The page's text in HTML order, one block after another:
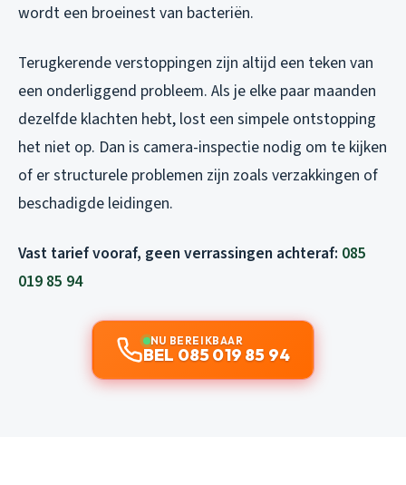
wordt een broeinest van bacteriën.
Terugkerende verstoppingen zijn altijd een teken van
een onderliggend probleem. Als je elke paar maanden
dezelfde klachten hebt, lost een simpele ontstopping
het niet op. Dan is camera-inspectie nodig om te kijken
of er structurele problemen zijn zoals verzakkingen of
beschadigde leidingen.
Vast tarief vooraf, geen verrassingen achteraf: 085
019 85 94
NU BEREIKBAAR
BEL 085 019 85 94